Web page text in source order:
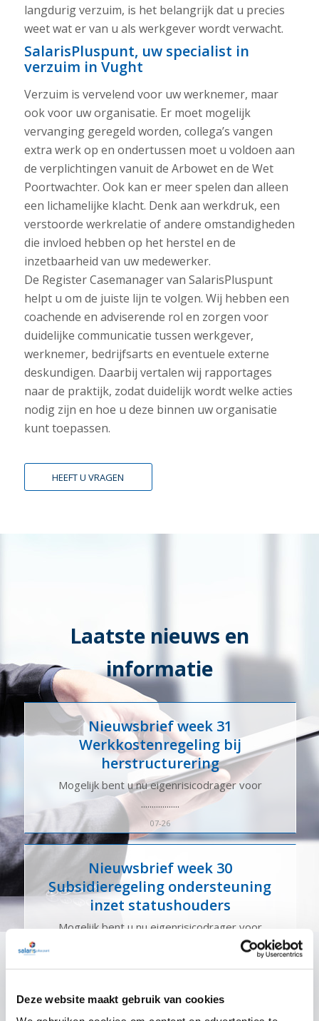
Deze website maakt gebruik van cookies
langdurig verzuim, is het belangrijk dat u precies
weet wat er van u als werkgever wordt verwacht.
SalarisPluspunt, uw specialist in
verzuim in Vught
Verzuim is vervelend voor uw werknemer, maar
ook voor uw organisatie. Er moet mogelijk
vervanging geregeld worden, collega’s vangen
extra werk op en ondertussen moet u voldoen aan
de verplichtingen vanuit de Arbowet en de Wet
Poortwachter. Ook kan er meer spelen dan alleen
een lichamelijke klacht. Denk aan werkdruk, een
verstoorde werkrelatie of andere omstandigheden
die invloed hebben op het herstel en de
inzetbaarheid van uw medewerker.
De Register Casemanager van SalarisPluspunt
helpt u om de juiste lijn te volgen. Wij hebben een
coachende en adviserende rol en zorgen voor
duidelijke communicatie tussen werkgever,
werknemer, bedrijfsarts en eventuele externe
deskundigen. Daarbij vertalen wij rapportages
naar de praktijk, zodat duidelijk wordt welke acties
nodig zijn en hoe u deze binnen uw organisatie
kunt toepassen.
HEEFT U VRAGEN
Laatste nieuws en
informatie
Nieuwsbrief week 31
Werkkostenregeling bij
herstructurering
Mogelijk bent u nu eigenrisicodrager voor
..................
07-26
Nieuwsbrief week 30
Subsidieregeling ondersteuning
inzet statushouders
Mogelijk bent u nu eigenrisicodrager voor
Nieuwsbrief week 27